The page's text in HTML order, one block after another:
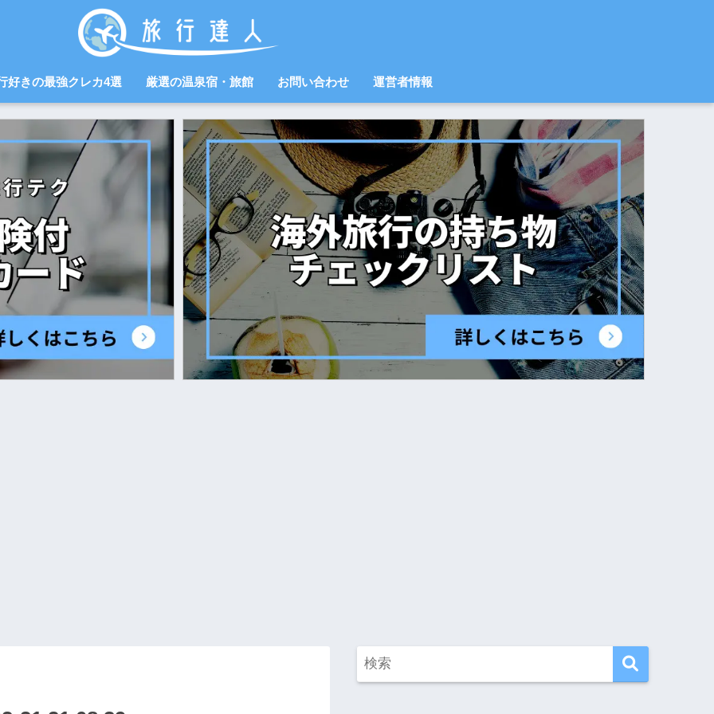
好きの最強クレカ4選 厳選の温泉宿・旅館 お問い合わせ 運営者情報